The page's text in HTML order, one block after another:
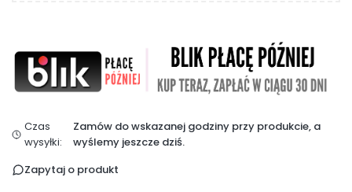
Czas
wysyłki:
Zamów do wskazanej godziny przy produkcie, a
wyślemy jeszcze dziś.
Zapytaj o produkt